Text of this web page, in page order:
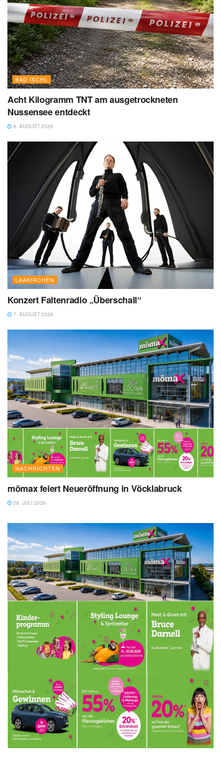
BAD ISCHL
Acht Kilogramm TNT am ausgetrockneten
Nussensee entdeckt
8. AUGUST 2026
LAAKIRCHEN
Konzert Faltenradio „Überschall“
7. AUGUST 2026
NACHRICHTEN
mömax feiert Neueröffnung in Vöcklabruck
29. JULI 2026